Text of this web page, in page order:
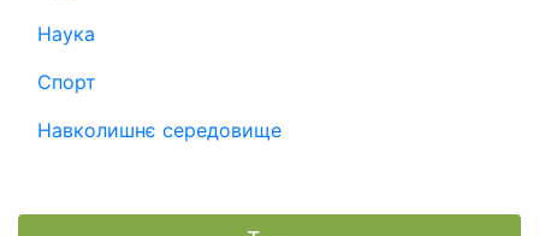
Наука
Спорт
Навколишнє середовище